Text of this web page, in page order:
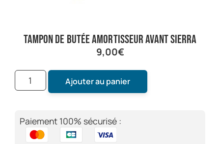
tampon de butée amortisseur avant sierra
9,00€
Ajouter au panier
Paiement 100% sécurisé :